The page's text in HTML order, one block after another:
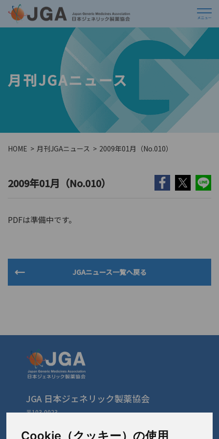
Cookie（クッキー）の使用
月刊JGAニュース
HOME 月刊JGAニュース 2009年01月（No.010）
2009年01月（No.010）
PDFは準備中です。
JGAニュース一覧へ戻る
JGA 日本ジェネリック製薬協会
〒103-0023
TEL: 03-3279-1890 / FAX: 03-3241-2978